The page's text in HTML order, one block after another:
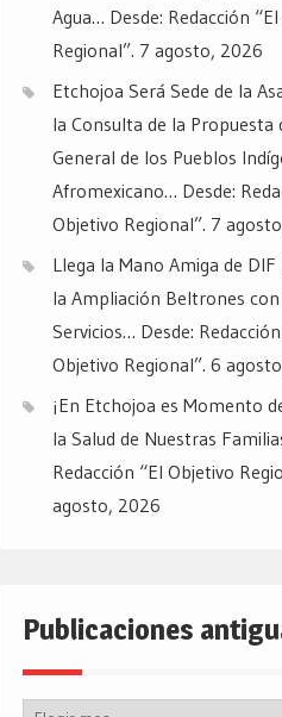
Agua… Desde: Redacción
Regional”. 7 agosto, 2026
Etchojoa Será Sede de la
la Consulta de la Propuesta
General de los Pueblos
Afromexicano… Desde:
Objetivo Regional”. 7
Llega la Mano Amiga de DIF
la Ampliación Beltrones
Servicios… Desde:
Objetivo Regional”. 6
¡En Etchojoa es Momento
la Salud de Nuestras
Redacción “El Objetivo
agosto, 2026
Publicaciones